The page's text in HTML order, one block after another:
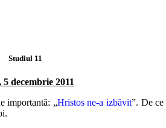
Studiul 11
decembrie 2011
importantă: „Hristos ne-a izbăvit”. De ce